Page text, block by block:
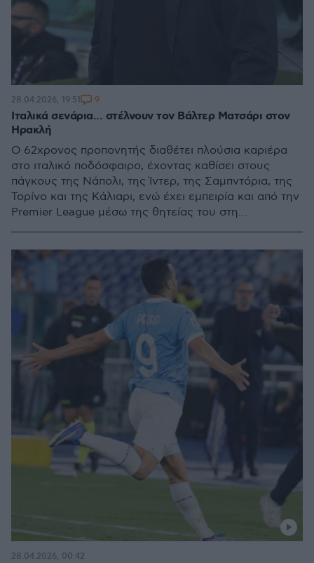
Ιταλικά σενάρια... στέλνουν τον Βάλτερ Ματσάρι στον
Ηρακλή
Ο 62χρονος προπονητής διαθέτει πλούσια καριέρα
στο ιταλικό ποδόσφαιρο, έχοντας καθίσει στους
πάγκους της Νάπολι, της Ίντερ, της Σαμπντόρια, της
Τορίνο και της Κάλιαρι, ενώ έχει εμπειρία και από την
Premier League μέσω της θητείας του στη
28.04.2026, 19:51 9
28.04.2026, 00:42